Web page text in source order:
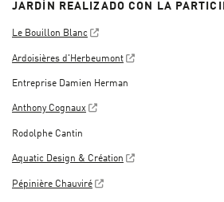
JARDÍN REALIZADO CON LA
Le Bouillon Blanc
Ardoisières d'Herbeumont
Entreprise Damien Herman
Anthony Cognaux
Rodolphe Cantin
Aquatic Design & Création
Pépinière Chauviré